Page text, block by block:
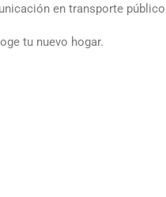
en transporte
tu nuevo hogar.